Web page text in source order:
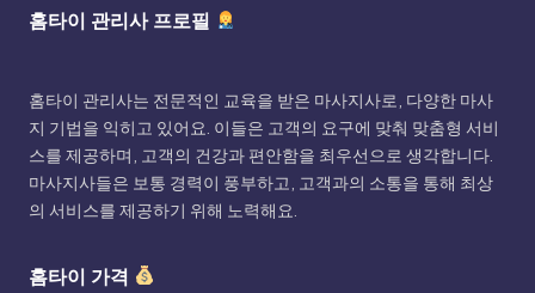
홈타이 관리사 프로필
홈타이 관리사는 전문적인 교육을 받은 마사지사로, 다양한 마사
지 기법을 익히고 있어요. 이들은 고객의 요구에 맞춰 맞춤형 서비
스를 제공하며, 고객의 건강과 편안함을 최우선으로 생각합니다.
마사지사들은 보통 경력이 풍부하고, 고객과의 소통을 통해 최상
의 서비스를 제공하기 위해 노력해요.
홈타이 가격